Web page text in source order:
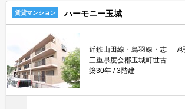
賃貸マンション ハーモニー玉城
近鉄山田線・鳥羽線・志･･･/
三重県度会郡玉城町世古
築30年
3階建